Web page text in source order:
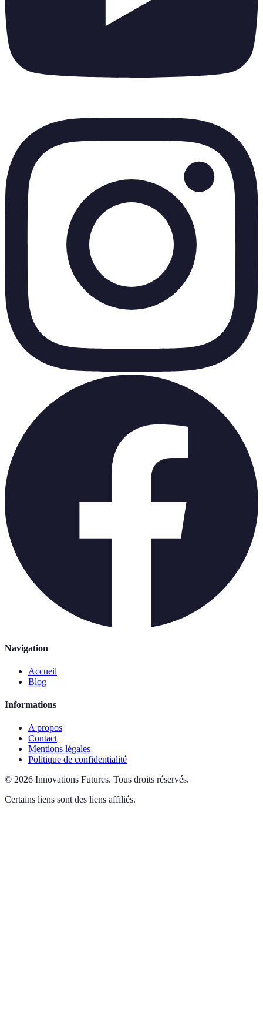
Navigation
Accueil
Blog
Informations
A propos
Contact
Mentions légales
Politique de confidentialité
© 2026 Innovations Futures. Tous droits réservés.
Certains liens sont des liens affiliés.